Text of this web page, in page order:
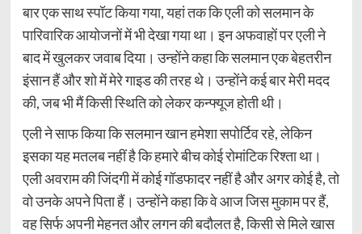
बार एक साथ स्पॉट किया गया, यहां तक कि एली को सलमान के
पारिवारिक आयोजनों में भी देखा गया था। इन अफवाहों पर एली ने
बाद में खुलकर जवाब दिया। उन्होंने कहा कि सलमान एक बेहतरीन
इंसान हैं और शो में मेरे गाइड की तरह थे। उन्होंने कई बार मेरी मदद
की, जब भी मैं किसी स्थिति को लेकर कन्फ्यूज होती थी।
एली ने साफ किया कि सलमान खान हमेशा सपोर्टिव रहे, लेकिन
इसका यह मतलब नहीं है कि हमारे बीच कोई रोमांटिक रिश्ता था।
एली अवराम की जिंदगी में कोई गॉडफादर नहीं है और अगर कोई है, तो
वो उनके अपने पिता हैं। उन्होंने कहा कि वे आज जिस मुकाम पर हैं,
वह सिर्फ अपनी मेहनत और लगन की बदौलत है, किसी से मिले खास